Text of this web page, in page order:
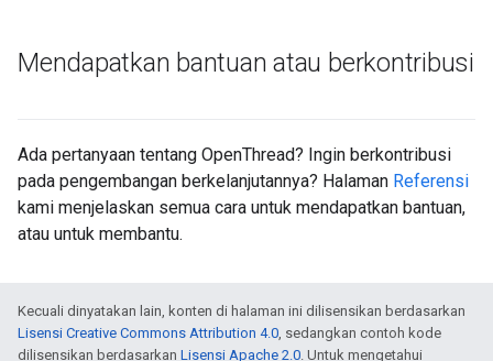
Mendapatkan bantuan atau berkontribusi
Ada pertanyaan tentang OpenThread? Ingin berkontribusi
pada pengembangan berkelanjutannya? Halaman Referensi
kami menjelaskan semua cara untuk mendapatkan bantuan,
atau untuk membantu.
Kecuali dinyatakan lain, konten di halaman ini dilisensikan berdasarkan
Lisensi Creative Commons Attribution 4.0, sedangkan contoh kode
dilisensikan berdasarkan Lisensi Apache 2.0. Untuk mengetahui